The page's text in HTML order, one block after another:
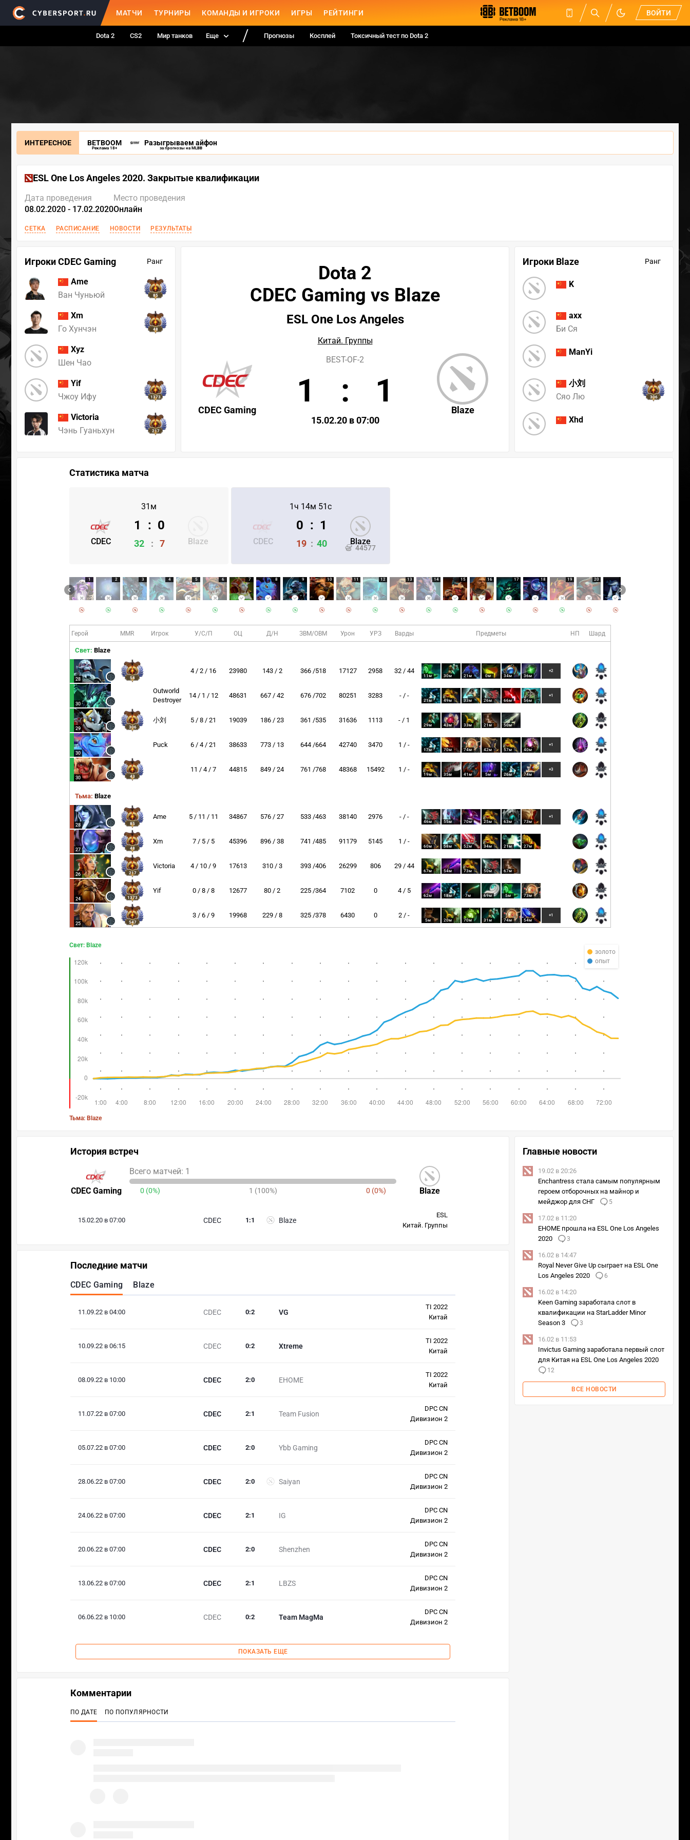
МАТЧИ ТУРНИРЫ КОМАНДЫ И ИГРОКИ ИГРЫ РЕЙТИНГИ ВОЙТИ
Dota 2 CS2 Мир танков Еще Прогнозы Косплей Токсичный тест по Dota 2
ИНТЕРЕСНОЕ BETBOOM
Реклама 18+
Разыгрываем айфон
за прогнозы на MLBB
ESL One Los Angeles 2020. Закрытые квалификации
Дата проведения
08.02.2020 - 17.02.2020
Место проведения
Онлайн
СЕТКА РАСПИСАНИЕ НОВОСТИ РЕЗУЛЬТАТЫ
Игроки CDEC Gaming Ранг
Ame
Ван Чуньюй
85
Xm
Го Хунчэн
48
Xyz
Шен Чао
Yif
Чжоу Ифу
1373
Victoria
Чэнь Гуаньхун
217
Игроки Blaze Ранг
K
axx
Би Ся
ManYi
小刘
Сяо Лю
306
Xhd
Dota 2
CDEC Gaming vs Blaze
ESL One Los Angeles
Китай. Группы
CDEC Gaming Blaze
BEST-OF-2
1 : 1
15.02.20 в 07:00
Статистика матча
31м
CDEC Blaze
1 : 0
32 : 7
1ч 14м 51с
CDEC Blaze
44577
0 : 1
19 : 40
1 2 3 4 5 6 7 8 9 10 11 12 13 14 15 16 17 18 19 20
Герой MMR Игрок У/С/П ОЦ Д/Н ЗВМ/ОВМ Урон УРЗ Варды Предметы НП Шард
Свет: Blaze
28 58
4 / 2 / 16 23980 143 / 2 366 /518 17127 2958 32 / 44
11м 30м 21м 0м 34м 36м
+2
30
Outworld
Destroyer
14 / 1 / 12 48631 667 / 42 676 /702 80251 3283 - / -
21м 49м 33м 26м 66м 56м
+1
29 306
小刘 5 / 8 / 21 19039 186 / 23 361 /535 31636 1113 - / 1
29м 43м 33м 21м 50м
30
Puck 6 / 4 / 21 38633 773 / 13 644 /664 42740 3470 1 / -
17м 70м 74м 42м 57м 40м
+1
30 43
11 / 4 / 7 44815 849 / 24 761 /768 48368 15492 1 / -
19м 35м 41м 5м 26м 74м
+3
Тьма: Blaze
28 85
Ame 5 / 11 / 11 34867 576 / 27 533 /463 38140 2976 - / -
46м 55м 70м 25м 63м 73м
+1
27 48
Xm 7 / 5 / 5 45396 896 / 38 741 /485 91179 5145 1 / -
60м 58м 52м 34м 21м 27м
26 217
Victoria 4 / 10 / 9 17613 310 / 3 393 /406 26299 806 29 / 44
67м 54м 73м 50м 67м
24 1373
Yif 0 / 8 / 8 12677 80 / 2 225 /364 7102 0 4 / 5
62м 18м 7м 69м 5м 73м
25 547
3 / 6 / 9 19968 229 / 8 325 /378 6430 0 2 / -
5м 20м 70м 31м 74м 54м
+1
золото
опыт
Свет: Blaze
Тьма: Blaze
История встреч
CDEC Gaming Blaze
Всего матчей: 1
0 (0%) 1 (100%) 0 (0%)
15.02.20 в 07:00 CDEC Blaze
1 :1
ESL
Китай. Группы
Последние матчи
CDEC Gaming Blaze
11.09.22 в 04:00 CDEC VG
0:2
TI 2022
Китай
10.09.22 в 06:15 CDEC Xtreme
0:2
TI 2022
Китай
08.09.22 в 10:00 CDEC EHOME
2:0
TI 2022
Китай
11.07.22 в 07:00 CDEC Team Fusion
2:1
DPC CN
Дивизион 2
05.07.22 в 07:00 CDEC Ybb Gaming
2:0
DPC CN
Дивизион 2
28.06.22 в 07:00 CDEC Saiyan
2:0
DPC CN
Дивизион 2
24.06.22 в 07:00 CDEC IG
2:1
DPC CN
Дивизион 2
20.06.22 в 07:00 CDEC Shenzhen
2:0
DPC CN
Дивизион 2
13.06.22 в 07:00 CDEC LBZS
2:1
DPC CN
Дивизион 2
06.06.22 в 10:00 CDEC Team MagMa
0:2
DPC CN
Дивизион 2
ПОКАЗАТЬ ЕЩЕ
Главные новости
19.02 в 20:26
Enchantress стала самым популярным
героем отборочных на майнор и
мейджор для СНГ
5
17.02 в 11:20
EHOME прошла на ESL One Los Angeles
2020
3
16.02 в 14:47
Royal Never Give Up сыграет на ESL One
Los Angeles 2020
6
16.02 в 14:20
Keen Gaming заработала слот в
квалификации на StarLadder Minor
Season 3
3
16.02 в 11:53
Invictus Gaming заработала первый слот
для Китая на ESL One Los Angeles 2020
12
ВСЕ НОВОСТИ
Комментарии
ПО ДАТЕ ПО ПОПУЛЯРНОСТИ